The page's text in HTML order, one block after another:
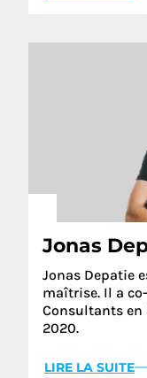
Jonas
Jonas Depatie
maîtrise. Il a
Consultants en
2020.
LIRE LA SUITE